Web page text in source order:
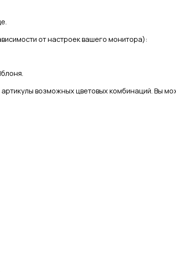
от настроек вашего монитора):
возможных цветовых комбинаций. Вы